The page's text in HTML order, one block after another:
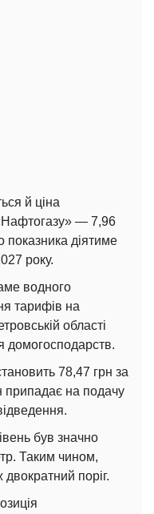
й ціна
— 7,96
показника діятиме
року.
водного
тарифів на
області
домогосподарств.
78,47 грн за
припадає на подачу
був значно
Таким чином,
поріг.